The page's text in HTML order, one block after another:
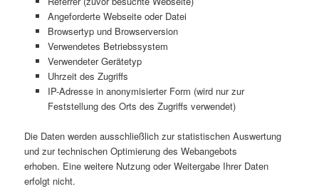
Angeforderte Webseite oder Datei
Browsertyp und Browserversion
Verwendetes Betriebssystem
Verwendeter Gerätetyp
Uhrzeit des Zugriffs
IP-Adresse in anonymisierter Form (wird nur zur
Feststellung des Orts des Zugriffs verwendet)
Die Daten werden ausschließlich zur statistischen Auswertung
und zur technischen Optimierung des Webangebots
erhoben. Eine weitere Nutzung oder Weitergabe Ihrer Daten
erfolgt nicht.